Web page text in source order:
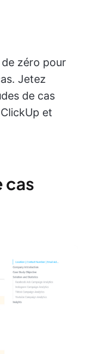
zéro pour
Jetez
de cas
et
cas